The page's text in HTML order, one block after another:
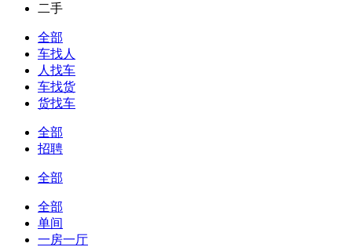
二手
全部
车找人
人找车
车找货
货找车
全部
招聘
全部
全部
单间
一房一厅